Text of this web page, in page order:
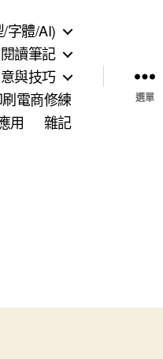
字體/AI)
讀筆記
與技巧
電商修練
用
雜記
選單